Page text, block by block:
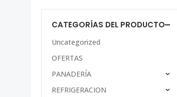
CATEGORÍAS DEL PRODUCTO
Uncategorized
OFERTAS
PANADERÍA
REFRIGERACION